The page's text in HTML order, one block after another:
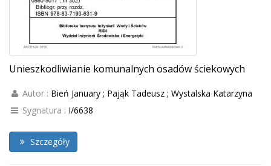
Unieszkodliwianie komunalnych osadów ściekowych
Autor : Bień January ; Pająk Tadeusz ; Wystalska Katarzyna
Sygnatura : I/6638
Szczegóły